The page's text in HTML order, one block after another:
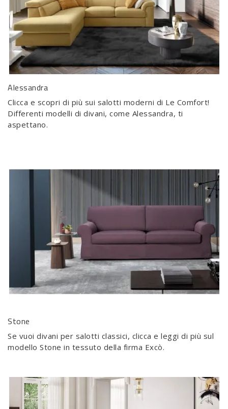
Alessandra
Clicca e scopri di più sui salotti moderni di Le Comfort!
Differenti modelli di divani, come Alessandra, ti
aspettano.
Stone
Se vuoi divani per salotti classici, clicca e leggi di più sul
modello Stone in tessuto della firma Excò.